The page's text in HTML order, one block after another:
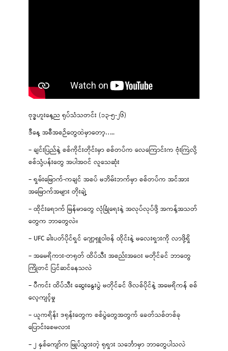
ဗုဒ္ဓဟူးနေ့ည ရုပ်သံသတင်း (၁၃-၅-၂၆)
ဒီနေ့ အစီအစဉ်တွေထဲမှာတော့…..
– ချင်းပြည်နဲ့ စစ်ကိုင်းတိုင်းမှာ စစ်တပ်က လေကြောင်းက ဗုံးကြဲလို့
စစ်သုံ့ပန်းတွေ အပါအဝင် လူသေဆုံး
– ရှမ်းမြောက်-ကချင် အစပ် မဘိမ်းဘက်မှာ စစ်တပ်က အင်အား
အမြောက်အများ တိုးချဲ့
– ထိုင်းရောက် မြန်မာတွေ လုံခြုံရေးနဲ့ အလုပ်လုပ်ဖို့ အကန့်အသတ်
တွေက ဘာတွေလဲ။
– UFC ခါးပတ်ပိုင်ရှင် ဂျော့ရှူဝါဗန် ထိုင်းနဲ့ မလေးရှားကို လာဖို့ရှိ
– အမေရိကား-တရုတ် ထိပ်သီး အစည်းအဝေး မတိုင်ခင် ဘာတွေ
ကြိုတင် ပြင်ဆင်နေသလဲ
– ပီကင်း ထိပ်သီး ဆွေးနွေးပွဲ မတိုင်ခင် ဖိလစ်ပိုင်နဲ့ အမေရိကန် စစ်
လေ့ကျင့်မှု
– ယူကရိန်း ဒရုန်းတွေက စစ်ပွဲတွေအတွက် ခေတ်သစ်တစ်ခု
ပြောင်းစေမလား
– ၂ နှစ်ကျော်က မြုပ်သွားတဲ့ ရုရှား သင်္ဘောမှာ ဘာတွေပါသလဲ